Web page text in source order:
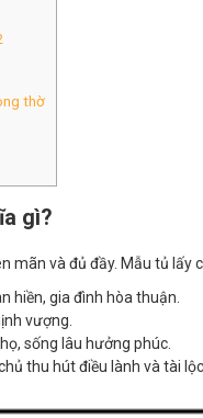
thờ
gì?
mãn và đủ đầy. Mẫu tủ
hiền, gia đình hòa thuận.
vượng.
sống lâu hưởng phúc.
thu hút điều lành và tài lộc.